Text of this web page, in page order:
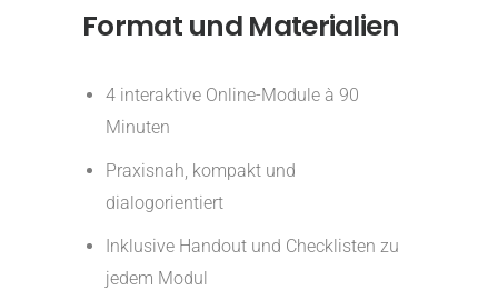
Format und Materialien
4 interaktive Online-Module à 90
Minuten
Praxisnah, kompakt und
dialogorientiert
Inklusive Handout und Checklisten zu
jedem Modul